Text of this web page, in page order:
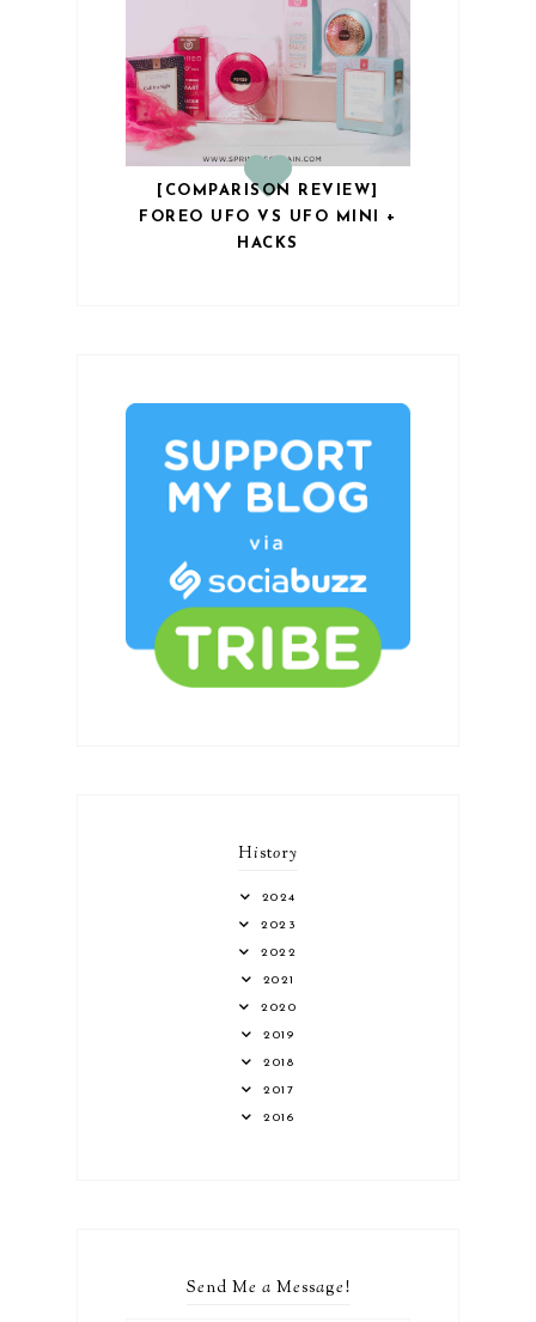
[COMPARISON REVIEW]
FOREO UFO VS UFO MINI +
HACKS
History
2024
2023
2022
2021
2020
2019
2018
2017
2016
Send Me a Message!